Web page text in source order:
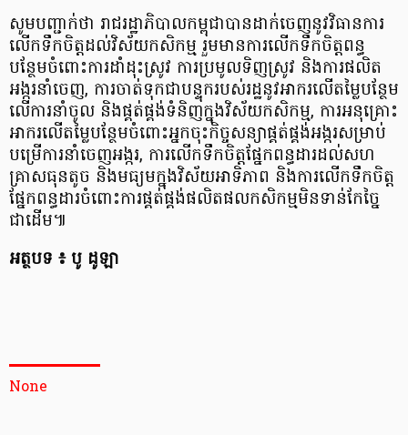
សូមបញ្ជាក់ថា រាជរដ្ឋាភិបាលកម្ពុជាបានដាក់ចេញនូវវិធានការ
លើកទឹកចិត្តដល់វិស័យកសិកម្ម រួមមានការលើកទឹកចិត្តពន្ធ
បន្ថែមចំពោះការដាំដុះស្រូវ ការប្រមូលទិញស្រូវ និងការផលិត
អង្ករនាំចេញ, ការចាត់ទុកជាបន្ទុករបស់រដ្ឋនូវអាករលើតម្លៃបន្ថែម
លើការនាំចូល និងផ្គត់ផ្គង់ទំនិញក្នុងវិស័យកសិកម្ម, ការអនុគ្រោះ
អាករលើតម្លៃបន្ថែមចំពោះអ្នកចុះកិច្ចសន្យាផ្គត់ផ្គង់អង្ករសម្រាប់
បម្រើការនាំចេញអង្ករ, ការលើកទឹកចិត្តផ្នែកពន្ធដារដល់សហ
គ្រាសធុនតូច និងមធ្យមក្នុងវិស័យអាទិភាព និងការលើកទឹកចិត្ត
ផ្នែកពន្ធដារចំពោះការផ្គត់ផ្គង់ផលិតផលកសិកម្មមិនទាន់កែច្នៃ
ជាដើម៕
អត្ថបទ ៖ បូ ដូឡា
None